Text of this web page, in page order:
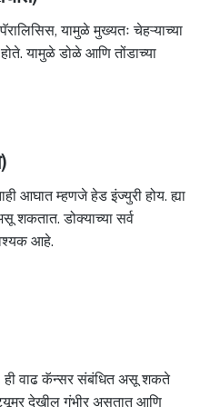
यामुळे मुख्यतः चेहऱ्याच्या
यामुळे डोळे आणि तोंडाच्या
आघात म्हणजे हेड इंज्युरी होय. ह्या
शकतात. डोक्याच्या सर्व
आहे.
ही वाढ कॅन्सर संबंधित असू शकते
देखील गंभीर असतात आणि